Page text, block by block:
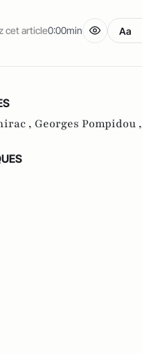
cet article0:00min Aa
, Georges Pompidou ,